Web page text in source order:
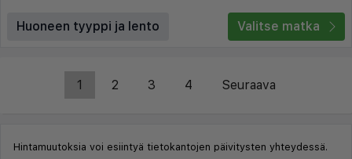
Huoneen tyyppi ja lento Valitse matka
1 2 3 4 Seuraava
Hintamuutoksia voi esiintyä tietokantojen päivitysten yhteydessä.